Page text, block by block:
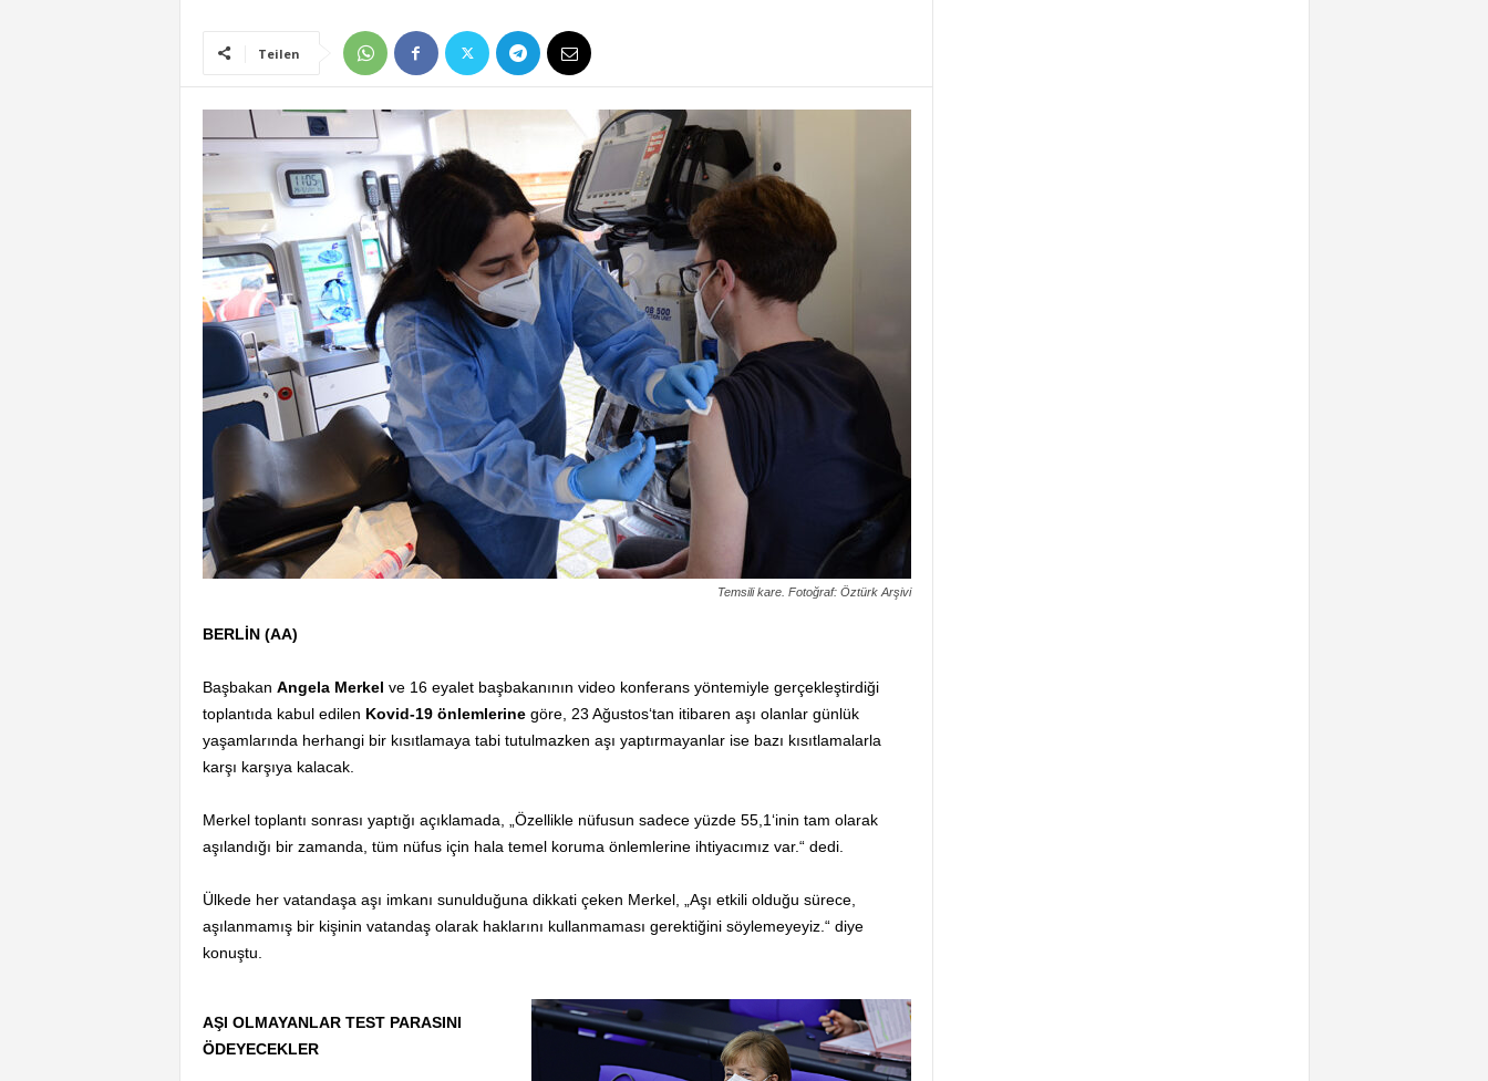
Teilen
Temsili kare. Fotoğraf: Öztürk Arşivi
BERLİN (AA)
Başbakan Angela Merkel ve 16 eyalet başbakanının video konferans yöntemiyle gerçekleştirdiği
toplantıda kabul edilen Kovid-19 önlemlerinegöre, 23 Ağustos‘tan itibaren aşı olanlar günlük
yaşamlarında herhangi bir kısıtlamaya tabi tutulmazken aşı yaptırmayanlar ise bazı kısıtlamalarla
karşı karşıya kalacak.
Merkel toplantı sonrası yaptığı açıklamada, „Özellikle nüfusun sadece yüzde 55,1‘inin tam olarak
aşılandığı bir zamanda, tüm nüfus için hala temel koruma önlemlerine ihtiyacımız var.“ dedi.
Ülkede her vatandaşa aşı imkanı sunulduğuna dikkati çeken Merkel, „Aşı etkili olduğu sürece,
aşılanmamış bir kişinin vatandaş olarak haklarını kullanmaması gerektiğini söylemeyeyiz.“ diye
konuştu.
AŞI OLMAYANLAR TEST PARASINI
ÖDEYECEKLER